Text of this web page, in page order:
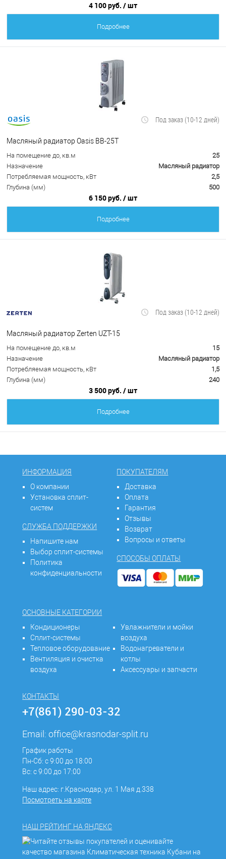
4 100 руб. / шт
Подробнее
Под заказ (10-12 дней)
Масляный радиатор Oasis BB-25Т
На помещение до, кв.м
25
Назначение
Масляный радиатор
Потребляемая мощность, кВт
2,5
Глубина (мм)
500
6 150 руб. / шт
Подробнее
Под заказ (10-12 дней)
Масляный радиатор Zerten UZT-15
На помещение до, кв.м
15
Назначение
Масляный радиатор
Потребляемая мощность, кВт
1,5
Глубина (мм)
240
3 500 руб. / шт
Подробнее
ИНФОРМАЦИЯ
О компании
Установка сплит-
систем
СЛУЖБА ПОДДЕРЖКИ
Напишите нам
Выбор сплит-системы
Политика
конфиденциальности
ПОКУПАТЕЛЯМ
Доставка
Оплата
Гарантия
Отзывы
Возврат
Вопросы и ответы
СПОСОБЫ ОПЛАТЫ
ОСНОВНЫЕ КАТЕГОРИИ
Кондиционеры
Сплит-системы
Тепловое оборудование
Вентиляция и очистка
воздуха
Увлажнители и мойки
воздуха
Водонагреватели и
котлы
Аксессуары и запчасти
КОНТАКТЫ
+7(861) 290-03-32
Email:office@krasnodar-split.ru
График работы
Пн-Сб: с 9:00 до 18:00
Вс: с 9:00 до 17:00
Наш адрес: г.Краснодар, ул. 1 Мая д.338
Посмотреть на карте
НАШ РЕЙТИНГ НА ЯНДЕКС